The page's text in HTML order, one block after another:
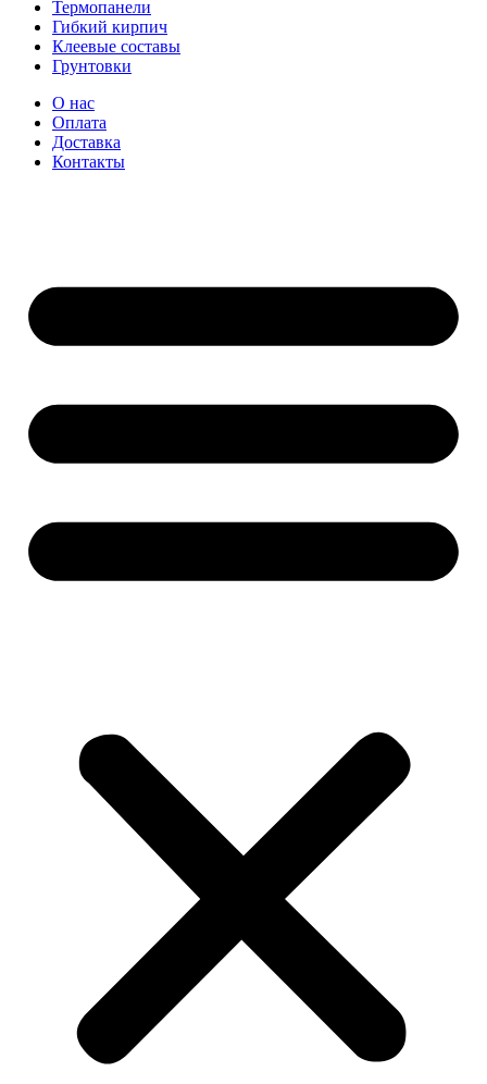
Термопанели
Гибкий кирпич
Клеевые составы
Грунтовки
О нас
Оплата
Доставка
Контакты